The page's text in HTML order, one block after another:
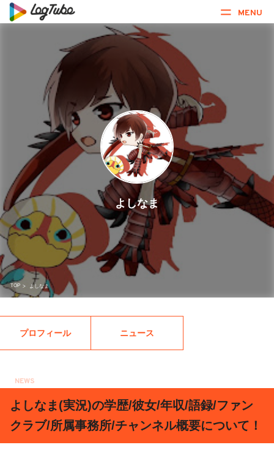
MENU
よしなま
TOP > よしなま
プロフィール ニュース
NEWS
よしなま(実況)の学歴/彼女/年収/語録/ファン
クラブ/所属事務所/チャンネル概要について！